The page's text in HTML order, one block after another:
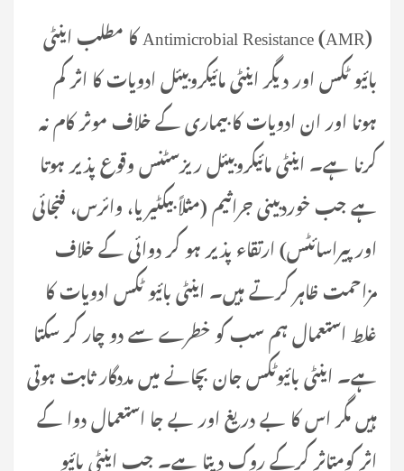
Antimicrobial Resistance (AMR) کا مطلب اینٹی
بائیو ٹکس اور دیگر اینٹی مائیکروبیئل ادویات کا اثر کم
ہونا اور ان ادویات کا بیماری کے خلاف موثر کام نہ
کرنا ہے۔ اینٹی مائیکروبیئل ریزسٹنس وقوع پذیر ہوتا
ہے جب خوردبینی جراثیم (مثلاً بیکٹیریا، وائرس، فنجائی
اور پیراسائٹس) ارتقاء پذیر ہو کر دوائی کے خلاف
مزاحمت ظاہر کرتے ہیں۔ اینٹی بائیو ٹکس ادویات کا
غلط استعمال ہم سب کو خطرے سے دو چار کر سکتا
ہے۔ اینٹی بائیوٹکس جان بچانے میں مددگار ثابت ہوتی
ہیں مگر اس کا بے دریغ اور بے جا استعمال دوا کے
اثر کومتاثر کرکے روک دیتا ہے۔ جب اینٹی بائیو